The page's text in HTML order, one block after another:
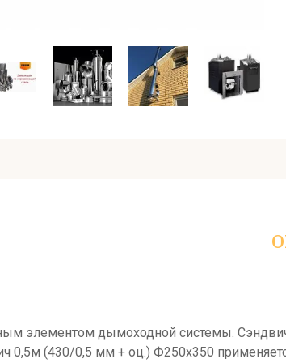
элементом дымоходной системы.
0,5м (430/0,5 мм + оц.) Ф250х350